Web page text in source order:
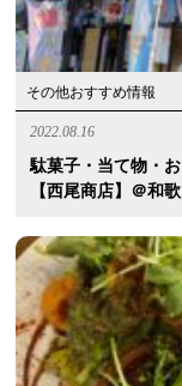
その他おすすめ情報
2022.08.16
駄菓子・当て物・
【西尾商店】＠和